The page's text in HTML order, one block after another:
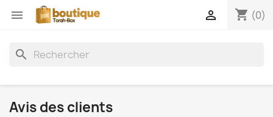
 shopping_cart (0)

search
Avis des clients